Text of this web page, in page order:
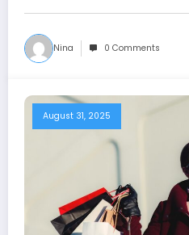
Nina 0 Comments
August 31, 2025